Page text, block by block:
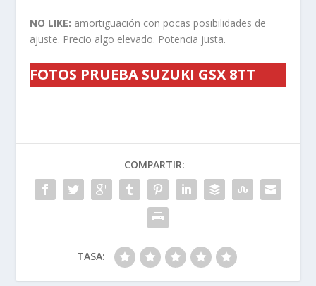
NO LIKE: amortiguación con pocas posibilidades de
ajuste. Precio algo elevado. Potencia justa.
FOTOS PRUEBA SUZUKI GSX 8TT
COMPARTIR:
TASA: